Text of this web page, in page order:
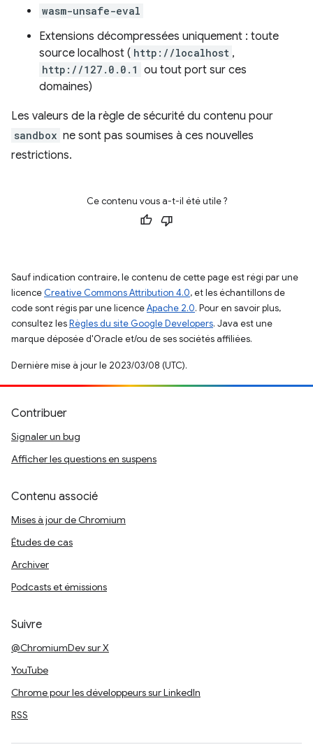
wasm-unsafe-eval
Extensions décompressées uniquement : toute
source localhost ( http://localhost ,
http://127.0.0.1 ou tout port sur ces
domaines)
Les valeurs de la règle de sécurité du contenu pour
sandbox ne sont pas soumises à ces nouvelles
restrictions.
Ce contenu vous a-t-il été utile ?
Sauf indication contraire, le contenu de cette page est régi par une
licence Creative Commons Attribution 4.0, et les échantillons de
code sont régis par une licenceApache 2.0. Pour en savoir plus,
consultez lesRègles du site Google Developers. Java est une
marque déposée d'Oracle et/ou de ses sociétés affiliées.
Dernière mise à jour le 2023/03/08 (UTC).
Contribuer
Signaler un bug
Afficher les questions en suspens
Contenu associé
Mises à jour de Chromium
Études de cas
Archiver
Podcasts et émissions
Suivre
@ChromiumDev sur X
YouTube
Chrome pour les développeurs sur LinkedIn
RSS